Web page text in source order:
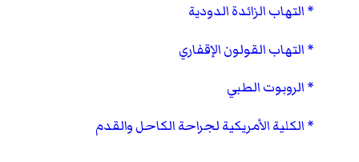
التهاب الزائدة الدودية
التهاب القولون الإقفاري
الروبوت الطبي
الكلية الأمريكية لجراحة الكاحل والقدم